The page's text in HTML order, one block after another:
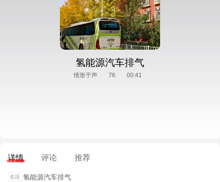
氢能源汽车排气
情形于声 76 00:41
详情 评论 推荐
氢能源汽车排气